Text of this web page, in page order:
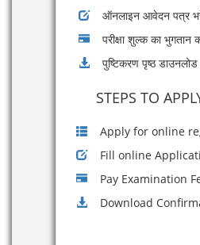
ऑनलाइन आवेदन पत्र
परीक्षा शुल्क का भुगतान
पुष्टिकरण पृष्ठ
STEPS TO
Apply for online
Fill online
Pay Examination
Download